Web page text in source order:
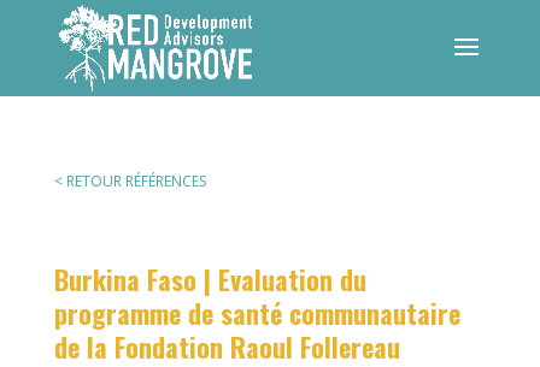
< RETOUR RÉFÉRENCES
Burkina Faso | Evaluation du
programme de santé communautaire
de la Fondation Raoul Follereau